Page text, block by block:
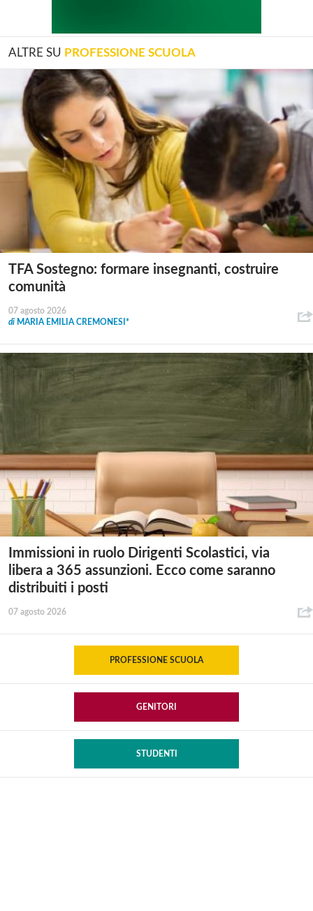
ALTRE SU PROFESSIONE SCUOLA
TFA Sostegno: formare insegnanti, costruire
comunità
07 agosto 2026
di MARIA EMILIA CREMONESI*
Immissioni in ruolo Dirigenti Scolastici, via
libera a 365 assunzioni. Ecco come saranno
distribuiti i posti
07 agosto 2026
PROFESSIONE SCUOLA
GENITORI
STUDENTI